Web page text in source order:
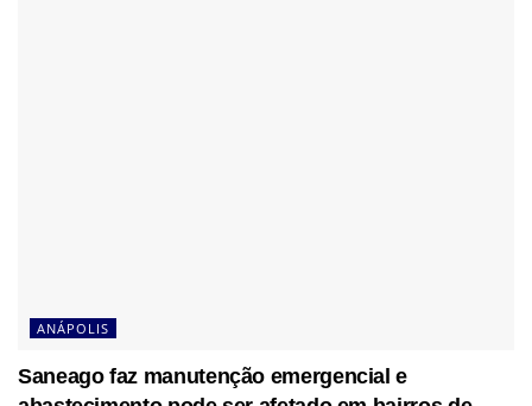
ANÁPOLIS
Saneago faz manutenção emergencial e